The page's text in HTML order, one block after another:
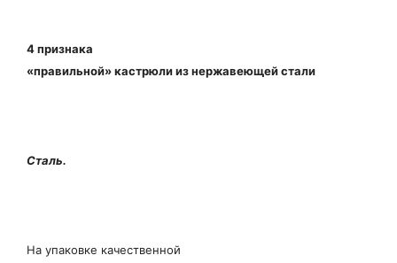
4 признака
«правильной» кастрюли из нержавеющей стали
Сталь.
На упаковке качественной